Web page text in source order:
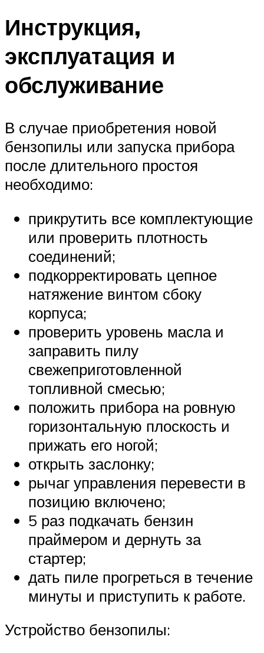
Инструкция,
эксплуатация и
обслуживание
В случае приобретения новой
бензопилы или запуска прибора
после длительного простоя
необходимо:
прикрутить все комплектующие
или проверить плотность
соединений;
подкорректировать цепное
натяжение винтом сбоку
корпуса;
проверить уровень масла и
заправить пилу
свежеприготовленной
топливной смесью;
положить прибора на ровную
горизонтальную плоскость и
прижать его ногой;
открыть заслонку;
рычаг управления перевести в
позицию включено;
5 раз подкачать бензин
праймером и дернуть за
стартер;
дать пиле прогреться в течение
минуты и приступить к работе.
Устройство бензопилы: